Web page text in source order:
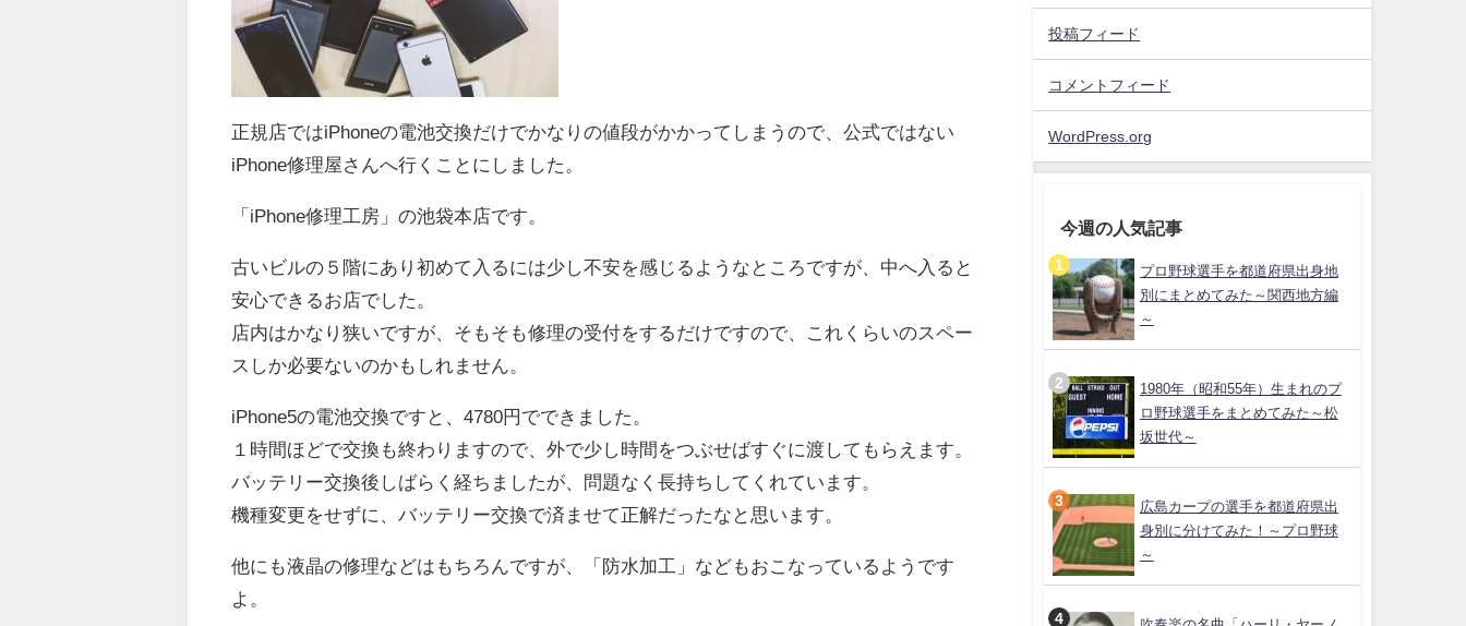
正規店ではiPhoneの電池交換だけでかなりの値段がかかってしまうので、公式ではない
iPhone修理屋さんへ行くことにしました。
「iPhone修理工房」の池袋本店です。
古いビルの５階にあり初めて入るには少し不安を感じるようなところですが、中へ入ると
安心できるお店でした。
店内はかなり狭いですが、そもそも修理の受付をするだけですので、これくらいのスペー
スしか必要ないのかもしれません。
iPhone5の電池交換ですと、4780円でできました。
１時間ほどで交換も終わりますので、外で少し時間をつぶせばすぐに渡してもらえます。
バッテリー交換後しばらく経ちましたが、問題なく長持ちしてくれています。
機種変更をせずに、バッテリー交換で済ませて正解だったなと思います。
他にも液晶の修理などはもちろんですが、「防水加工」などもおこなっているようです
よ。
投稿フィード
コメントフィード
WordPress.org
今週の人気記事
プロ野球選手を都道府県出身地
別にまとめてみた～関西地方編
～
1980年（昭和55年）生まれのプ
ロ野球選手をまとめてみた～松
坂世代～
広島カープの選手を都道府県出
身別に分けてみた！～プロ野球
～